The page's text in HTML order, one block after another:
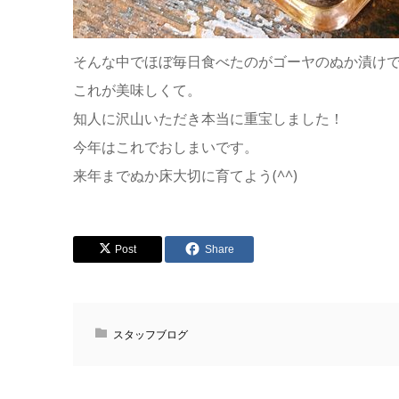
そんな中でほぼ毎日食べたのがゴーヤのぬか漬け
これが美味しくて。
知人に沢山いただき本当に重宝しました！
今年はこれでおしまいです。
来年までぬか床大切に育てよう(^^)
Post Share
スタッフブログ